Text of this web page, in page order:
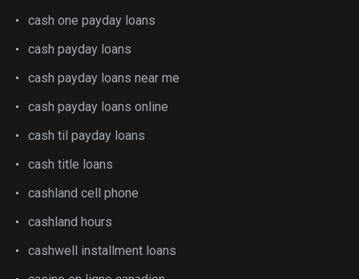
cash one payday loans
cash payday loans
cash payday loans near me
cash payday loans online
cash til payday loans
cash title loans
cashland cell phone
cashland hours
cashwell installment loans